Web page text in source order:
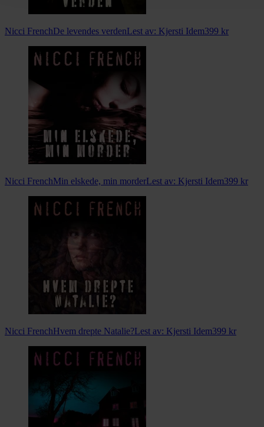
Nicci FrenchDe levendes verdenLest av: Kjersti Idem399 kr
Nicci FrenchMin elskede, min morderLest av: Kjersti Idem399 kr
Nicci FrenchHvem drepte Natalie?Lest av: Kjersti Idem399 kr